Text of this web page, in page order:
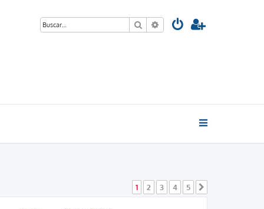
Buscar Búsqueda avanzada
1 2 3 4 5